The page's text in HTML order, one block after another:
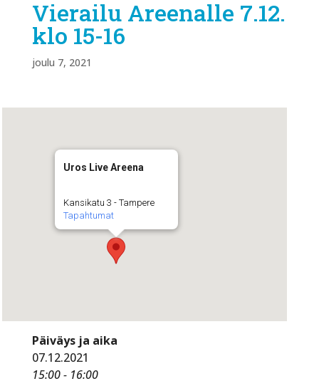
Vierailu Areenalle 7.12.
klo 15-16
joulu 7, 2021
Uros Live Areena
Kansikatu 3 - Tampere
Tapahtumat
Päiväys ja aika
07.12.2021
15:00 - 16:00